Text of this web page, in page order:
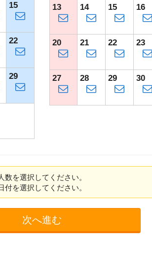
15
22
29
13 14 15 16
20 21 22 23
27 28 29 30
数を選択してください。
付を選択してください。